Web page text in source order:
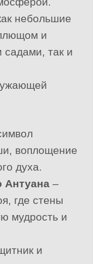
небольшие
и
так и
воплощение
духа.
Антуана –
где стены
мудрость и
и